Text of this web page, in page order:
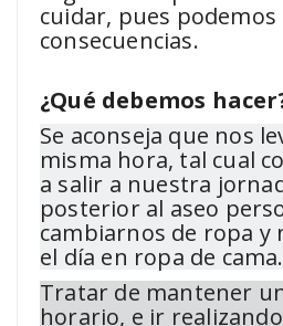
cuidar, pues
consecuencias.
¿Qué debemos
Se aconseja que nos
misma hora, tal cual
a salir a nuestra
posterior al aseo
cambiarnos de ropa y
el día en ropa de cama.
Tratar de mantener
horario, e ir